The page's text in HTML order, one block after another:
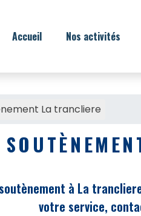
Accueil Nos activités
La trancliere
à La
votre service,